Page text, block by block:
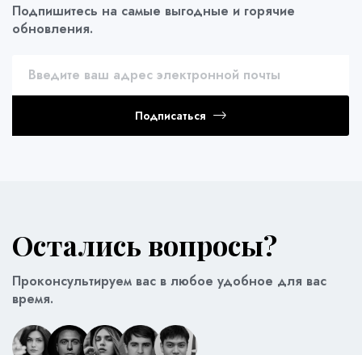
Подпишитесь на самые выгодные и горячие
обновления.
Подписаться
Остались вопросы?
Проконсультируем вас в любое удобное для вас
время.